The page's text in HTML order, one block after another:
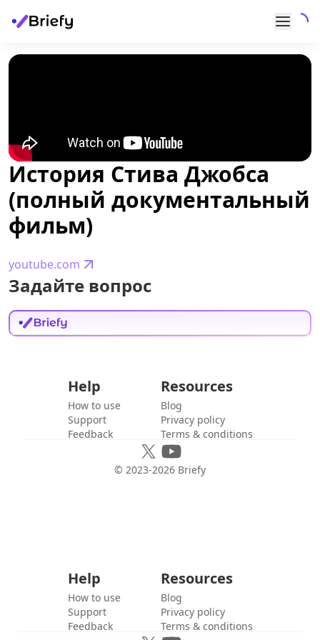
История Стива Джобса
(полный документальный
фильм)
youtube.com
Задайте вопрос
Help
How to use
Support
Feedback
Resources
Blog
Privacy policy
Terms & conditions
© 2023-2026 Briefy
Help
How to use
Support
Feedback
Resources
Blog
Privacy policy
Terms & conditions